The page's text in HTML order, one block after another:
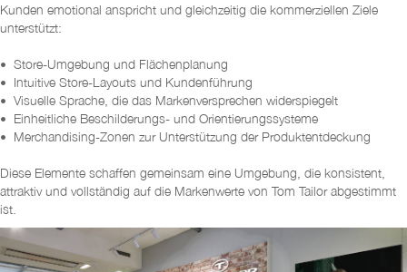
Kunden emotional anspricht und gleichzeitig die kommerziellen Ziele
unterstützt:
• Store-Umgebung und Flächenplanung
• Intuitive Store-Layouts und Kundenführung
• Visuelle Sprache, die das Markenversprechen widerspiegelt
• Einheitliche Beschilderungs- und Orientierungssysteme
• Merchandising-Zonen zur Unterstützung der Produktentdeckung
Diese Elemente schaffen gemeinsam eine Umgebung, die konsistent,
attraktiv und vollständig auf die Markenwerte von Tom Tailor abgestimmt
ist.